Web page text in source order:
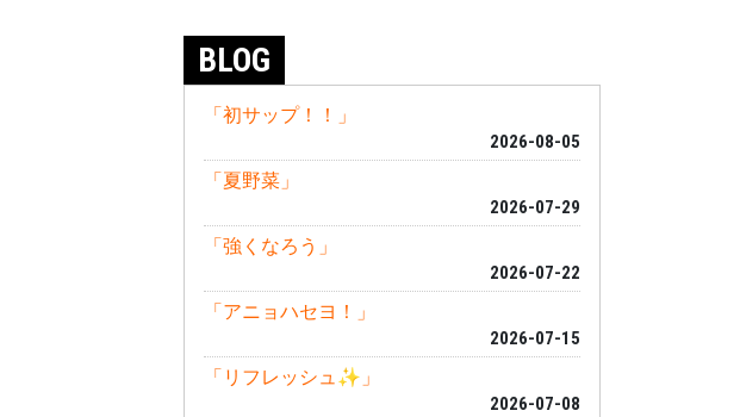
BLOG
「初サップ！！」
2026-08-05
「夏野菜」
2026-07-29
「強くなろう」
2026-07-22
「アニョハセヨ！」
2026-07-15
「リフレッシュ✨」
2026-07-08